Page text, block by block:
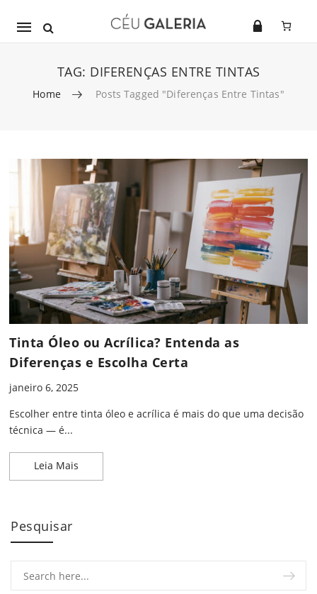
Mobile
TAG: DIFERENÇAS ENTRE TINTAS
Home Posts Tagged "diferenças Entre Tintas"
Skip to content
Tinta Óleo ou Acrílica? Entenda as
Diferenças e Escolha Certa
janeiro 6, 2025
Escolher entre tinta óleo e acrílica é mais do que uma decisão
técnica — é...
Leia Mais
Pesquisar